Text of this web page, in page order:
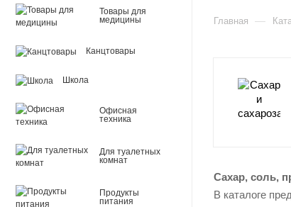
Товары для
медицины
Канцтовары
Школа
Офисная
техника
Для туалетных
комнат
Продукты
питания
Главная —
Сахар, соль,
В каталоге